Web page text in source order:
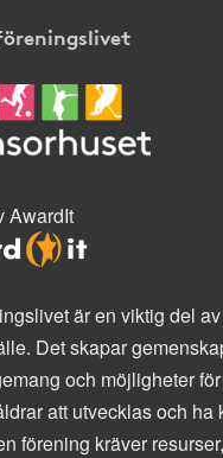
AwardIt
är en viktig del
Det skapar
och möjligheter
att utvecklas och ha
förening kräver